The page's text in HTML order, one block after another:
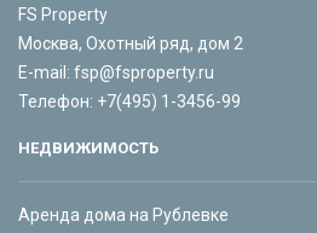
FS Property
Москва, Охотный ряд, дом 2
E-mail: fsp@fsproperty.ru
Телефон: +7(495) 1-3456-99
НЕДВИЖИМОСТЬ
Аренда дома на Рублевке